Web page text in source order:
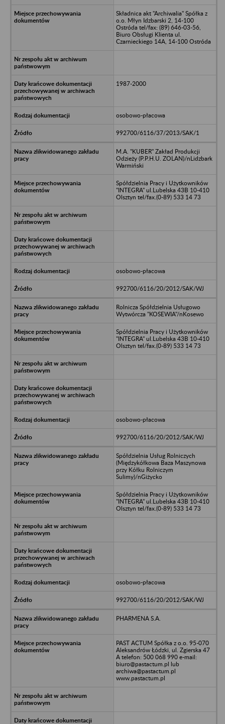
Składnica akt "Archiwalia" Spółka z
o.o. Młyn Idzbarski 2, 14-100
Ostróda tel/fax: (89) 646-03-56,
Biuro Obsługi Klienta ul.
Czarnieckiego 14A, 14-100 Ostróda
1987-2000
osobowo-płacowa
992700/6116/37/2013/SAK/1
M.A. "KUBER" Zakład Produkcji
Odzieży (P.P.H.U. ZOLAN)/nLidzbark
Warmiński
Spółdzielnia Pracy i Użytkowników
"INTEGRA" ul.Lubelska 43B 10-410
Olsztyn tel/fax.(0-89) 533 14 73
osobowo-płacowa
992700/6116/20/2012/SAK/WJ
Rolnicza Spółdzielnia Usługowo
Wytwórcza "KOSEWIA"/nKosewo
Spółdzielnia Pracy i Użytkowników
"INTEGRA" ul.Lubelska 43B 10-410
Olsztyn tel/fax.(0-89) 533 14 73
osobowo-płacowa
992700/6116/20/2012/SAK/WJ
Spółdzielnia Usług Rolniczych
(Międzykółkowa Baza Maszynowa
przy Kółku Rolniczym
Sulimy)/nGiżycko
Spółdzielnia Pracy i Użytkowników
"INTEGRA" ul.Lubelska 43B 10-410
Olsztyn tel/fax.(0-89) 533 14 73
osobowo-płacowa
992700/6116/20/2012/SAK/WJ
PHARMENA S.A.
PAST ACTUM Spółka z o.o. 95-070
Aleksandrów Łódzki, ul. Zgierska 47
A telefon: 500 068 990 e-mail:
biuro@pastactum.pl lub
archiwa@pastactum.pl
www.pastactum.pl